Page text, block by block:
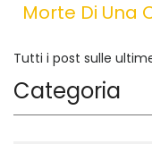
Morte Di Una
Tutti i post sulle
Categoria